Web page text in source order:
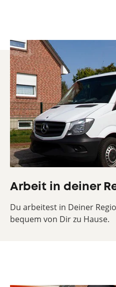
Arbeit in deiner
Du arbeitest in Deiner
bequem von Dir zu Hause.